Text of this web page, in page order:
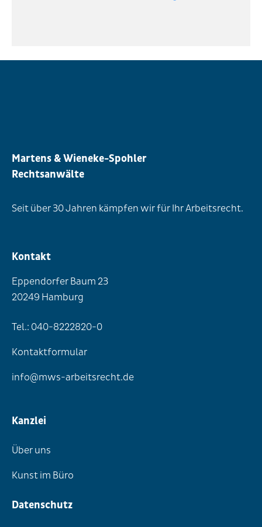
Martens & Wieneke-Spohler
Rechtsanwälte
Seit über 30 Jahren kämpfen wir für Ihr Arbeitsrecht.
Kontakt
Eppendorfer Baum 23
20249 Hamburg
Tel.: 040-8222820-0
Kontaktformular
info@mws-arbeitsrecht.de
Kanzlei
Über uns
Kunst im Büro
Datenschutz